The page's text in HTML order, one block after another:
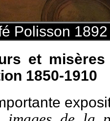
Polisson
et
1850-1910